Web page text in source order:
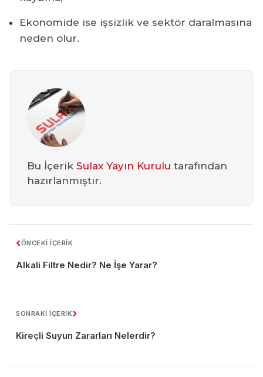
Ekonomide ise işsizlik ve sektör daralmasına
neden olur.
Bu İçerik Sulax Yayın Kurulu tarafından
hazırlanmıştır.
‹ÖNCEKİ İÇERİK
Alkali Filtre Nedir? Ne İşe Yarar?
SONRAKİ İÇERİK›
Kireçli Suyun Zararları Nelerdir?